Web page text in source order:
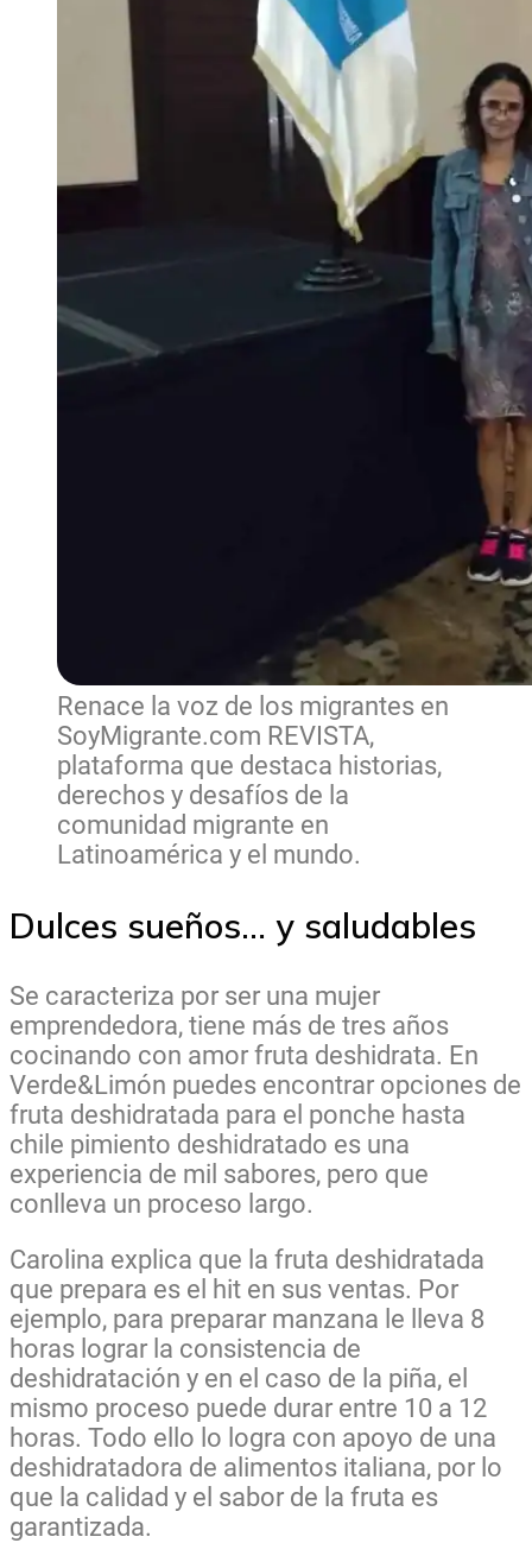
Renace la voz de los migrantes en
SoyMigrante.com REVISTA,
plataforma que destaca historias,
derechos y desafíos de la
comunidad migrante en
Latinoamérica y el mundo.
Dulces sueños… y saludables
Se caracteriza por ser una mujer
emprendedora, tiene más de tres años
cocinando con amor fruta deshidrata. En
Verde&Limón puedes encontrar opciones de
fruta deshidratada para el ponche hasta
chile pimiento deshidratado es una
experiencia de mil sabores, pero que
conlleva un proceso largo.
Carolina explica que la fruta deshidratada
que prepara es el hit en sus ventas. Por
ejemplo, para preparar manzana le lleva 8
horas lograr la consistencia de
deshidratación y en el caso de la piña, el
mismo proceso puede durar entre 10 a 12
horas. Todo ello lo logra con apoyo de una
deshidratadora de alimentos italiana, por lo
que la calidad y el sabor de la fruta es
garantizada.